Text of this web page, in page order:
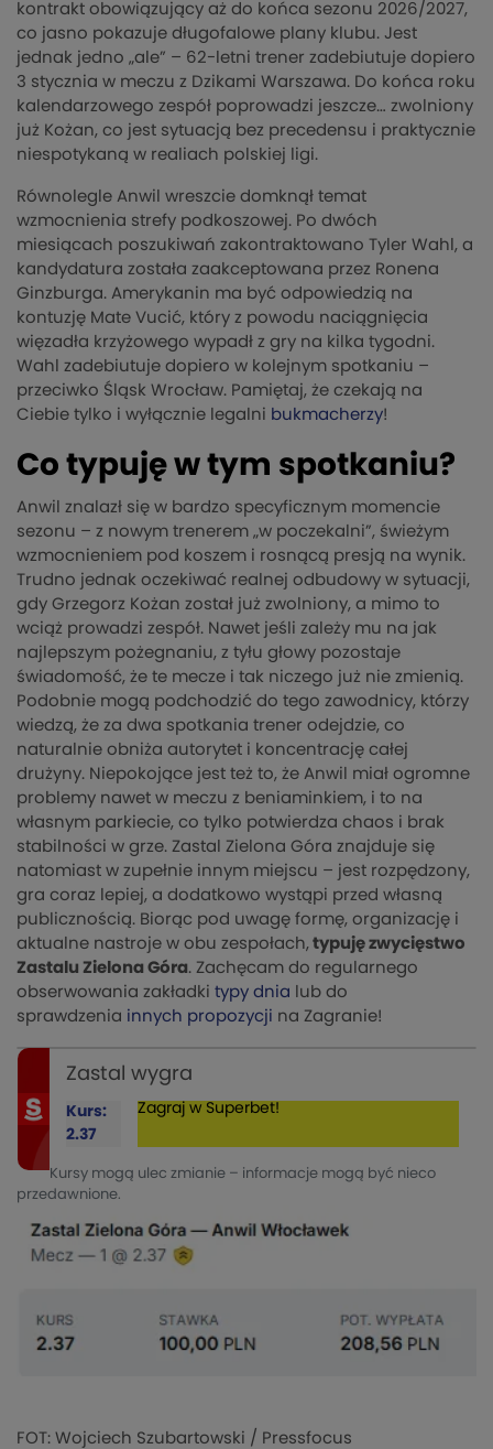
kontrakt obowiązujący aż do końca sezonu 2026/2027,
co jasno pokazuje długofalowe plany klubu. Jest
jednak jedno „ale” – 62-letni trener zadebiutuje dopiero
3 stycznia w meczu z Dzikami Warszawa. Do końca roku
kalendarzowego zespół poprowadzi jeszcze… zwolniony
już Kożan, co jest sytuacją bez precedensu i praktycznie
niespotykaną w realiach polskiej ligi.
Równolegle Anwil wreszcie domknął temat
wzmocnienia strefy podkoszowej. Po dwóch
miesiącach poszukiwań zakontraktowano Tyler Wahl, a
kandydatura została zaakceptowana przez Ronena
Ginzburga. Amerykanin ma być odpowiedzią na
kontuzję Mate Vucić, który z powodu naciągnięcia
więzadła krzyżowego wypadł z gry na kilka tygodni.
Wahl zadebiutuje dopiero w kolejnym spotkaniu –
przeciwko Śląsk Wrocław. Pamiętaj, że czekają na
Ciebie tylko i wyłącznie legalni bukmacherzy!
Co typuję w tym spotkaniu?
Anwil znalazł się w bardzo specyficznym momencie
sezonu – z nowym trenerem „w poczekalni”, świeżym
wzmocnieniem pod koszem i rosnącą presją na wynik.
Trudno jednak oczekiwać realnej odbudowy w sytuacji,
gdy Grzegorz Kożan został już zwolniony, a mimo to
wciąż prowadzi zespół. Nawet jeśli zależy mu na jak
najlepszym pożegnaniu, z tyłu głowy pozostaje
świadomość, że te mecze i tak niczego już nie zmienią.
Podobnie mogą podchodzić do tego zawodnicy, którzy
wiedzą, że za dwa spotkania trener odejdzie, co
naturalnie obniża autorytet i koncentrację całej
drużyny. Niepokojące jest też to, że Anwil miał ogromne
problemy nawet w meczu z beniaminkiem, i to na
własnym parkiecie, co tylko potwierdza chaos i brak
stabilności w grze. Zastal Zielona Góra znajduje się
natomiast w zupełnie innym miejscu – jest rozpędzony,
gra coraz lepiej, a dodatkowo wystąpi przed własną
publicznością. Biorąc pod uwagę formę, organizację i
aktualne nastroje w obu zespołach, typuję zwycięstwo
Zastalu Zielona Góra. Zachęcam do regularnego
obserwowania zakładki typy dnia lub do
sprawdzenia innych propozycji na Zagranie!
Zastal wygra
Kurs:
2.37
Zagraj w Superbet!
Kursy mogą ulec zmianie – informacje mogą być nieco
przedawnione.
FOT: Wojciech Szubartowski / Pressfocus